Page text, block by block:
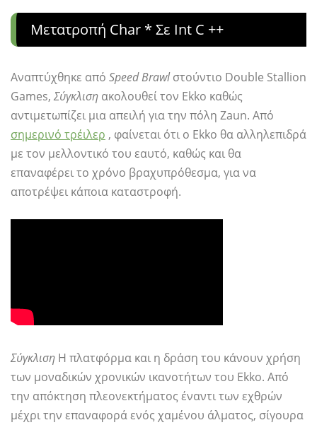
Μετατροπή Char * Σε Int C ++
Αναπτύχθηκε από Speed ​​Brawlστούντιο Double Stallion
Games, Σύγκλιση ακολουθεί τον Ekko καθώς
αντιμετωπίζει μια απειλή για την πόλη Zaun. Από
σημερινό τρέιλερ , φαίνεται ότι ο Ekko θα αλληλεπιδρά
με τον μελλοντικό του εαυτό, καθώς και θα
επαναφέρει το χρόνο βραχυπρόθεσμα, για να
αποτρέψει κάποια καταστροφή.
Σύγκλιση Η πλατφόρμα και η δράση του κάνουν χρήση
των μοναδικών χρονικών ικανοτήτων του Ekko. Από
την απόκτηση πλεονεκτήματος έναντι των εχθρών
μέχρι την επαναφορά ενός χαμένου άλματος, σίγουρα